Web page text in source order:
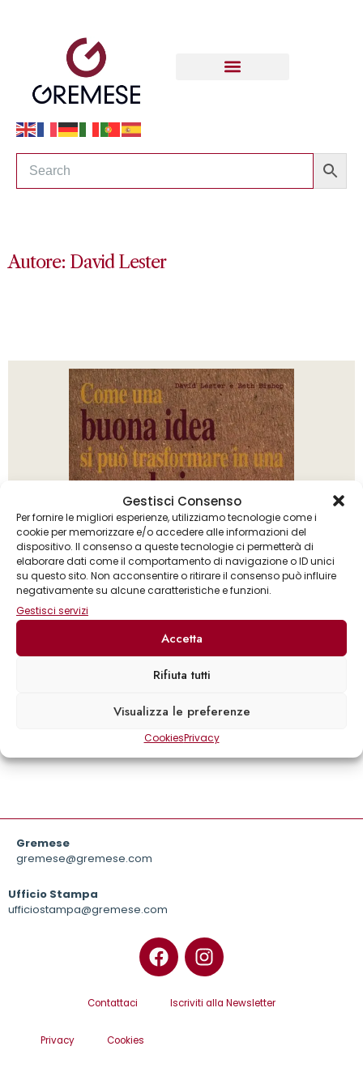
Gestisci Consenso
Per fornire le migliori esperienze, utilizziamo tecnologie come i
cookie per memorizzare e/o accedere alle informazioni del
dispositivo. Il consenso a queste tecnologie ci permetterà di
elaborare dati come il comportamento di navigazione o ID unici
su questo sito. Non acconsentire o ritirare il consenso può influire
negativamente su alcune caratteristiche e funzioni.
Gestisci servizi
Accetta
Rifiuta tutti
Visualizza le preferenze
CookiesPrivacy
Autore: David Lester
Come una buona idea si può trasformare in una
grende impresa in tempo di crisi
Gremese
gremese@gremese.com
Ufficio Stampa
ufficiostampa@gremese.com
Contattaci Iscriviti alla Newsletter
Privacy Cookies